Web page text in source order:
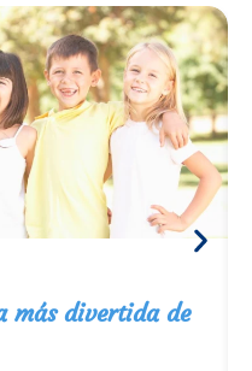
más divertida de